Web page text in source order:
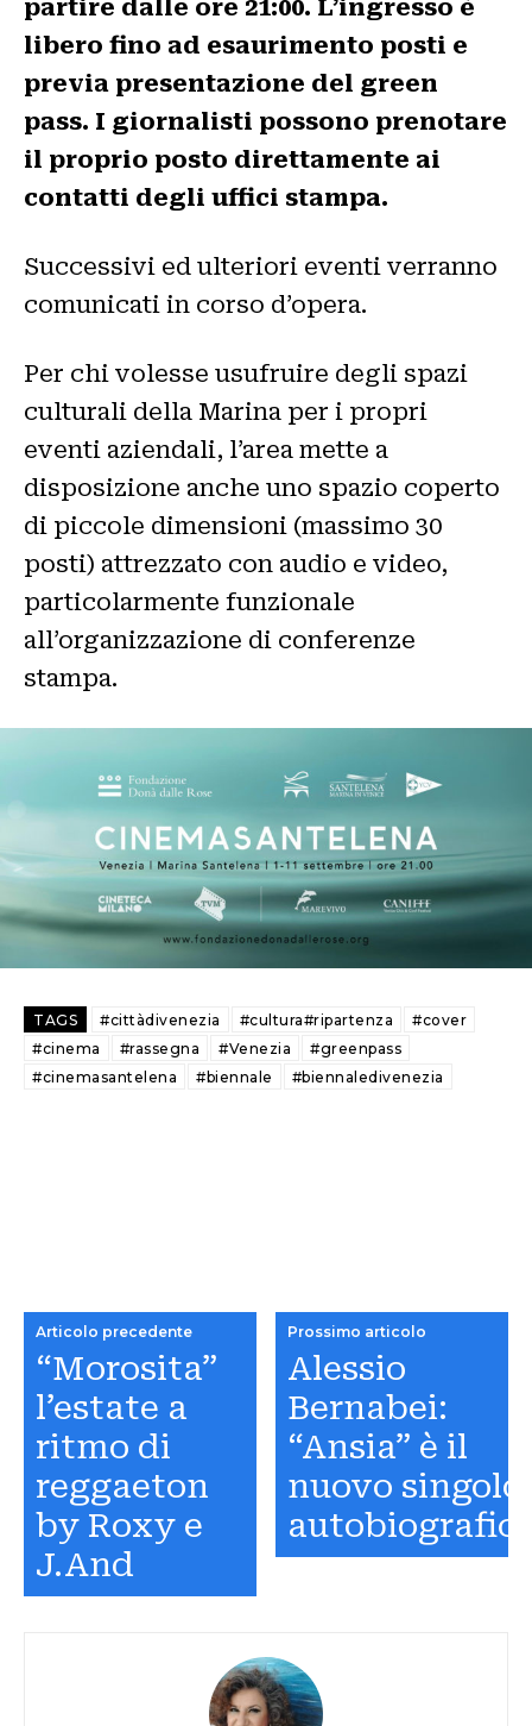
partire dalle ore 21:00. L’ingresso è
libero fino ad esaurimento posti e
previa presentazione del green
pass. I giornalisti possono prenotare
il proprio posto direttamente ai
contatti degli uffici stampa.
Successivi ed ulteriori eventi verranno
comunicati in corso d’opera.
Per chi volesse usufruire degli spazi
culturali della Marina per i propri
eventi aziendali, l’area mette a
disposizione anche uno spazio coperto
di piccole dimensioni (massimo 30
posti) attrezzato con audio e video,
particolarmente funzionale
all’organizzazione di conferenze
stampa.
TAGS #cittàdivenezia #cultura#ripartenza
#cover
#cinema
#rassegna #Venezia
#greenpass
#cinemasantelena
#biennale #biennaledivenezia
Articolo precedente
“Morosita”
l’estate a
ritmo di
reggaeton
by Roxy e
J.And
Prossimo articolo
Alessio
Bernabei:
“Ansia” è il
nuovo singolo